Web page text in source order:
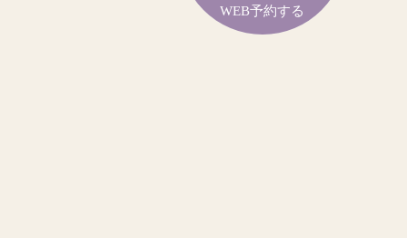
WEB予約する